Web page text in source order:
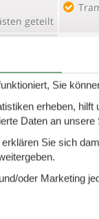
geteilt
geteilt
Sie
erheben,
Daten an unsere
Sie sich
oder Marketing